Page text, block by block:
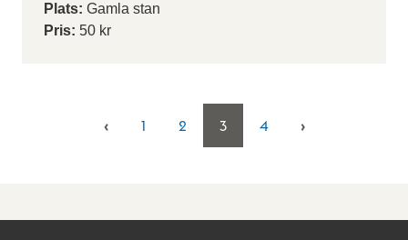
Plats: Gamla stan
Pris: 50 kr
1 2 3 4